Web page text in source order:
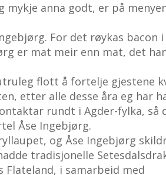
anna godt, er på
For det røykas bacon
er mat meir enn mat, det
flott å fortelje gjestene
etter alle desse åra eg har
rundt i Agder-fylka, så
Åse Ingebjørg.
og Åse Ingebjørg
tradisjonelle
Flateland, i samarbeid med